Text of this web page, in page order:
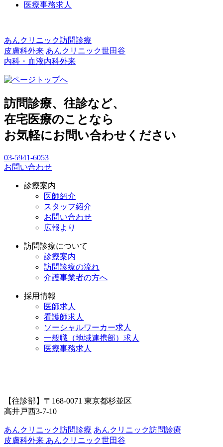
医療事務求人
あんクリニック訪問診療
皮膚科外来 あんクリニック世田谷
内科・血液内科外来
訪問診療、往診など、
在宅医療のことなら
お気軽にお問い合わせください
03-5941-6053
お問い合わせ
診療案内
医師紹介
スタッフ紹介
お問い合わせ
広報より
訪問診療について
診療案内
訪問診療の流れ
介護事業者の方へ
採用情報
医師求人
看護師求人
ソーシャルワーカー求人
一般職（地域連携部）求人
医療事務求人
【往診部】〒168-0071 東京都杉並区
高井戸西3-7-10
あんクリニック訪問診療 あんクリニック訪問診療
皮膚科外来 あんクリニック世田谷